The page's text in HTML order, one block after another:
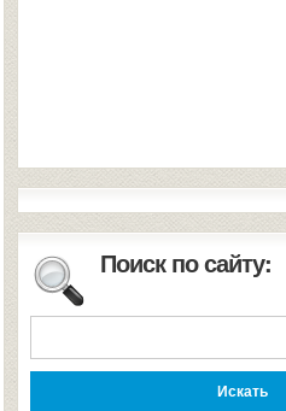
Поиск по сайту: